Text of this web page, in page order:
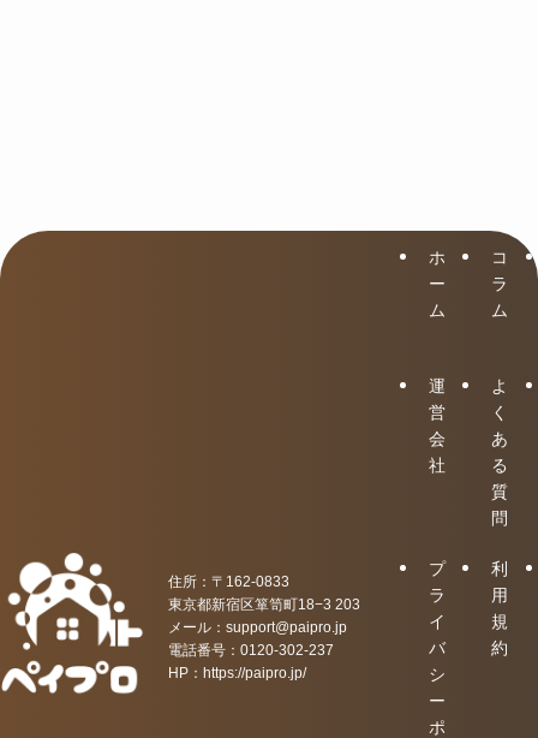
住所：〒162-0833
東京都新宿区箪笥町18−3 203
メール：support@paipro.jp
電話番号：0120-302-237
HP： https://paipro.jp/
ホ
ー
ム
コ
ラ
ム
運
営
会
社
よ
く
あ
る
質
問
プ
ラ
イ
バ
シ
ー
ポ
利
用
規
約